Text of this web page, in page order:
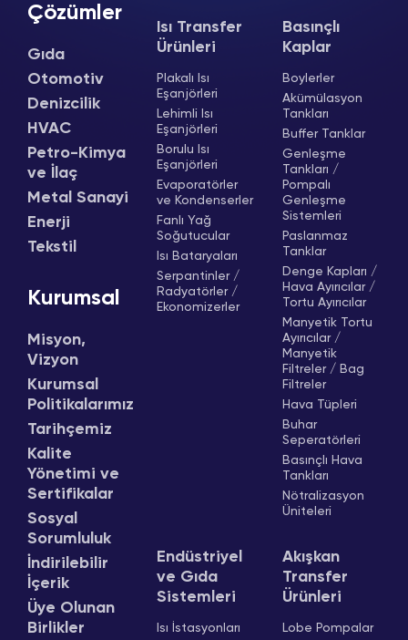
Çözümler
Gıda
Otomotiv
Denizcilik
HVAC
Petro-Kimya
ve İlaç
Metal Sanayi
Enerji
Tekstil
Kurumsal
Misyon,
Vizyon
Kurumsal
Politikalarımız
Tarihçemiz
Kalite
Yönetimi ve
Sertifikalar
Sosyal
Sorumluluk
İndirilebilir
İçerik
Üye Olunan
Birlikler
Isı Transfer
Ürünleri
Plakalı Isı
Eşanjörleri
Lehimli Isı
Eşanjörleri
Borulu Isı
Eşanjörleri
Evaporatörler
ve Kondenserler
Fanlı Yağ
Soğutucular
Isı Bataryaları
Serpantinler /
Radyatörler /
Ekonomizerler
Basınçlı
Kaplar
Boylerler
Akümülasyon
Tankları
Buffer Tanklar
Genleşme
Tankları /
Pompalı
Genleşme
Sistemleri
Paslanmaz
Tanklar
Denge Kapları /
Hava Ayırıcılar /
Tortu Ayırıcılar
Manyetik Tortu
Ayırıcılar /
Manyetik
Filtreler / Bag
Filtreler
Hava Tüpleri
Buhar
Seperatörleri
Basınçlı Hava
Tankları
Nötralizasyon
Üniteleri
Endüstriyel
ve Gıda
Sistemleri
Isı İstasyonları
Akışkan
Transfer
Ürünleri
Lobe Pompalar